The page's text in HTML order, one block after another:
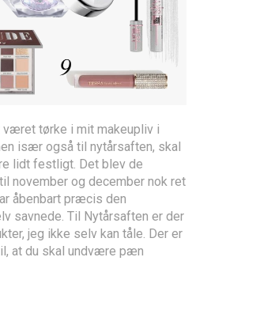
tørke i mit makeupliv i
især også til nytårsaften, skal
lidt festligt. Det blev de
november og december nok ret
åbenbart præcis den
savnede. Til Nytårsaften er der
jeg ikke selv kan tåle. Der er
at du skal undvære pæn